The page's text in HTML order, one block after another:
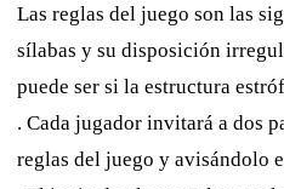
Las reglas del juego son las
sílabas y su disposición
puede ser si la estructura
. Cada jugador invitará a dos
reglas del juego y avisándolo